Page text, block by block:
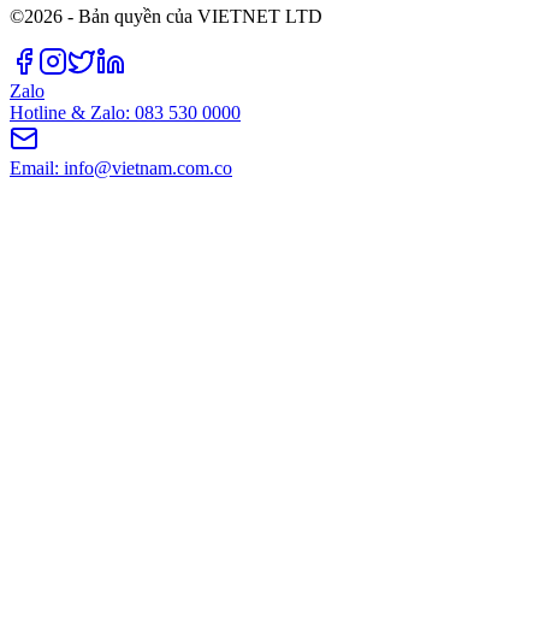
©2026 - Bản quyền của VIETNET LTD
Zalo
Hotline & Zalo: 083 530 0000
Email: info@vietnam.com.co